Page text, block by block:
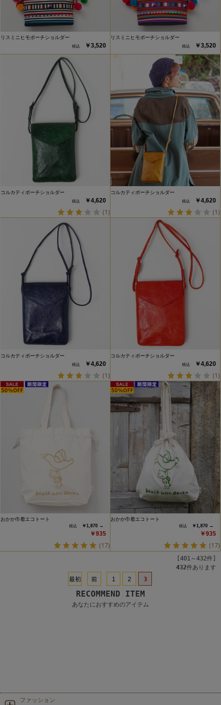
リスミニヒモポーチショルダー
￥3,520
リスミニヒモポーチショルダー
￥3,520
コルカティポーチショルダー
￥4,620
(1)
コルカティポーチショルダー
￥4,620
(1)
コルカティポーチショルダー
￥4,620
(1)
コルカティポーチショルダー
￥4,620
(1)
おかか巾着エコトート
￥1,870 →
￥935
(17)
おかか巾着エコトート
￥1,870 →
￥935
(17)
[401～432件]
432件あります
最初
前 1 2 3
RECOMMEND ITEM
あなたにおすすめのアイテム
ファッション